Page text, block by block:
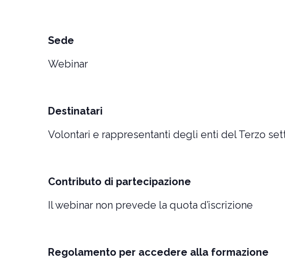
Sede
Webinar
Destinatari
Volontari e rappresentanti degli enti del Terzo
Contributo di partecipazione
Il webinar non prevede la quota d’iscrizione
Regolamento per accedere alla formazione